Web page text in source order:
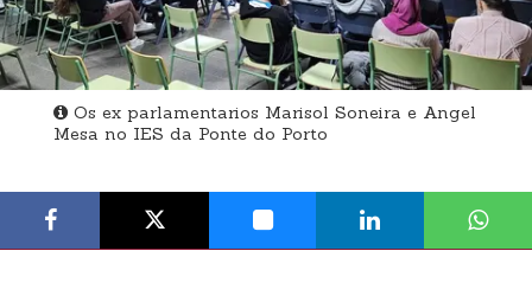
Os ex parlamentarios Marisol Soneira e Angel
Mesa no IES da Ponte do Porto